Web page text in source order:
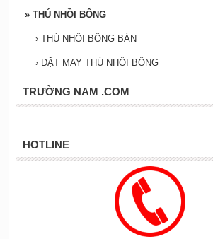
» THÚ NHỒI BÔNG
› THÚ NHỒI BÔNG BÁN
› ĐẶT MAY THÚ NHỒI BÔNG
TRƯỜNG NAM .COM
HOTLINE